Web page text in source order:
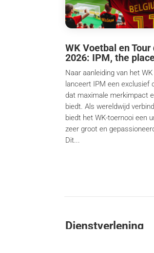
WK Voetbal en Tour
2026: IPM, the
Naar aanleiding van het
lanceert IPM een exclusief
dat maximale merkimpact
biedt. Als wereldwijd
biedt het WK-toernooi een
zeer groot en
Dit...
Dienstverlening